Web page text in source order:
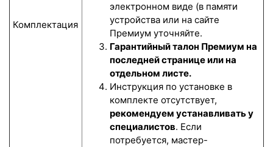
Комплектация
электронном виде (в памяти
устройства или на сайте
Премиум уточняйте.
Гарантийный талон Премиум на
последней странице или на
отдельном листе.
Инструкция по установке в
комплекте отсутствует,
рекомендуем устанавливать у
специалистов. Если
потребуется, мастер-